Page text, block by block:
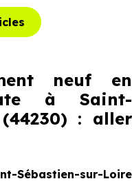
neuf en
à Saint-
(44230) : aller
Sébastien-sur-Loire